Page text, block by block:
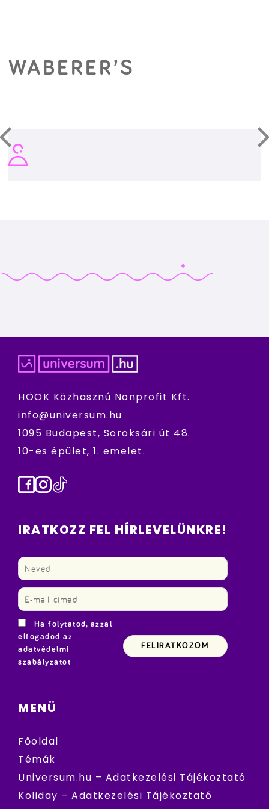
WABERER’S
HÖOK Közhasznú Nonprofit Kft.
info@universum.hu
1095 Budapest, Soroksári út 48.
10-es épület, 1. emelet.
Facebook
Instagram
TikTok
IRATKOZZ FEL HÍRLEVELÜNKRE!
Ha folytatod, azzal
elfogadod az
adatvédelmi
szabályzatot
MENÜ
Főoldal
Témák
Universum.hu – Adatkezelési Tájékoztató
Koliday – Adatkezelési Tájékoztató